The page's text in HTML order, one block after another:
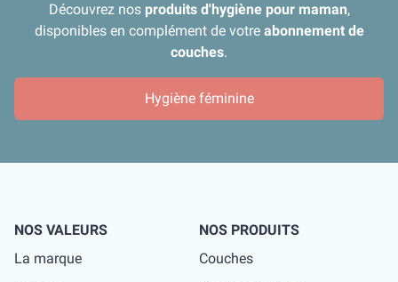
Découvrez nos produits d'hygiène pour maman,
disponibles en complément de votre abonnement de
couches.
Hygiène féminine
NOS VALEURS
La marque
NOS PRODUITS
Couches